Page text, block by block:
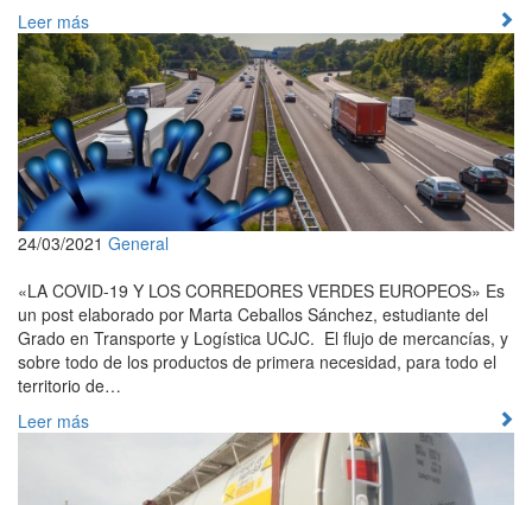
Leer más
24/03/2021 General
«LA COVID-19 Y LOS CORREDORES VERDES EUROPEOS» Es
un post elaborado por Marta Ceballos Sánchez, estudiante del
Grado en Transporte y Logística UCJC. El flujo de mercancías, y
sobre todo de los productos de primera necesidad, para todo el
territorio de…
Leer más